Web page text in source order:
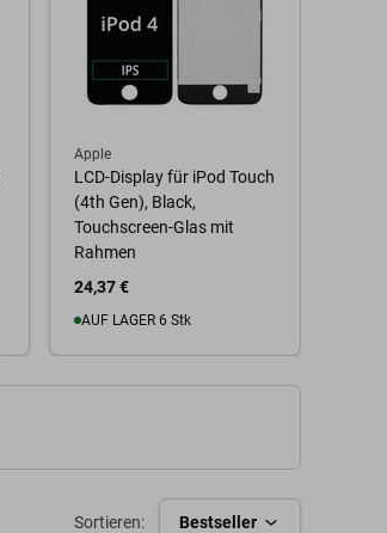
Apple
LCD-Display für iPod Touch
(4th Gen), Black,
Touchscreen-Glas mit
Rahmen
24,37 €
AUF LAGER 6 Stk
Zum Warenkorb
Sortieren: Bestseller